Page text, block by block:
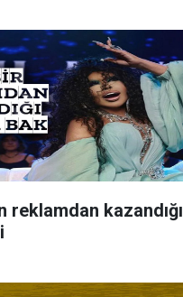
reklamdan kazandığı